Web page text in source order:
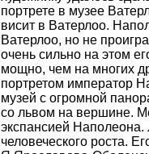
портрете в музее
висит в Ватерлоо.
Ватерлоо, но не
очень сильно на этом
мощно, чем на многих
портретом император
музей с огромной
со львом на вершине.
экспансией
человеческого роста.